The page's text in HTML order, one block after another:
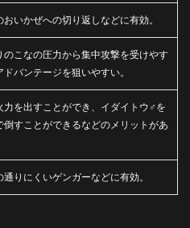
おいかぜへの切り返しなどに有効。
のこなの圧力から集中攻撃を受けやす
ドバンテージを狙いやすい。
力を出すことができ、イダイトウ♂を
倒すことができるなどのメリットがあ
通りにくいゲンガーなどに有効。